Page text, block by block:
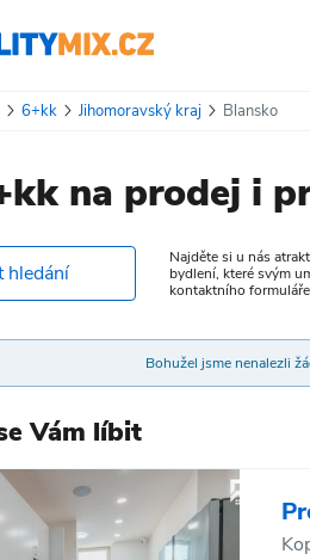
6+kk Jihomoravský kraj Blansko
na prodej i
hledání
Najděte si u nás
bydlení, které svým
kontaktního
Bohužel jsme nenalezli
Vám líbit